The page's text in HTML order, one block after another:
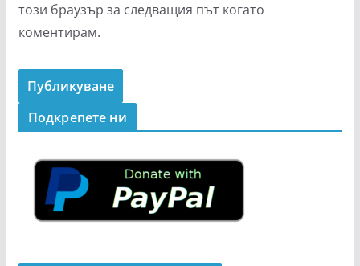
този браузър за следващия път когато
коментирам.
Подкрепeте ни